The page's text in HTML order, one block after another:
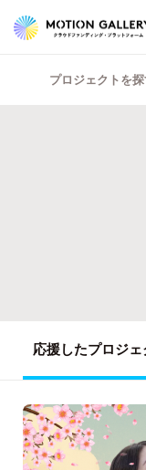
プロジェクトを
応援したプロジェ